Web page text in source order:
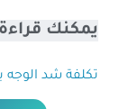
يمكنك
تكلفة شد الوجه